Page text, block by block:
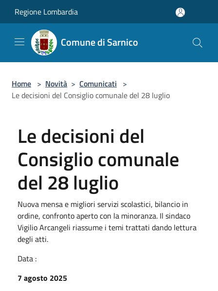
Regione Lombardia
Comune di Sarnico
Home > Novità > Comunicati >
Le decisioni del Consiglio comunale del 28 luglio
Le decisioni del
Consiglio comunale
del 28 luglio
Nuova mensa e migliori servizi scolastici, bilancio in
ordine, confronto aperto con la minoranza. Il sindaco
Vigilio Arcangeli riassume i temi trattati dando lettura
degli atti.
Data :
7 agosto 2025